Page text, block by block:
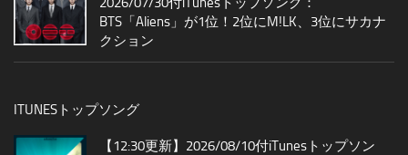
BTS「Aliens」が1位！2位にM!LK、3位にサカナ
クション
ITUNESトップソング
【12:30更新】2026/08/10付iTunesトップソン